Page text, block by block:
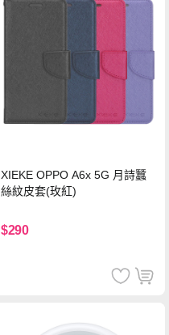
XIEKE OPPO A6x 5G 月詩蠶
絲紋皮套(玫紅)
$290